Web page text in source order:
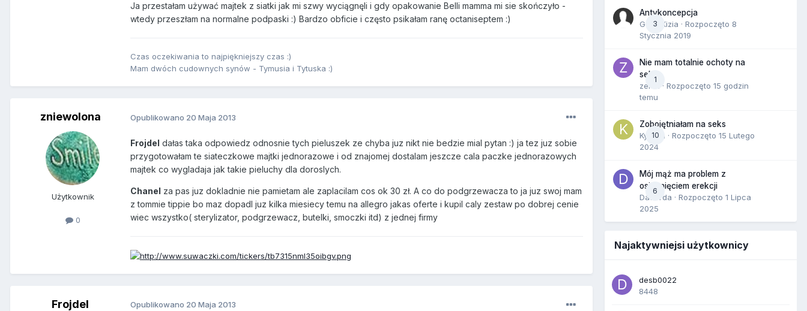
Ja przestałam używać majtek z siatki jak mi szwy wyciągnęli i gdy opakowanie Belli mamma mi sie skończyło -
wtedy przeszłam na normalne podpaski :) Bardzo obficie i często psikałam ranę octaniseptem :)
Czas oczekiwania to najpiękniejszy czas :)
Mam dwóch cudownych synów - Tymusia i Tytuska :)
zniewolona
Użytkownik
0
Opublikowano 20 Maja 2013
Frojdel dałas taka odpowiedz odnosnie tych pieluszek ze chyba juz nikt nie bedzie mial pytan :) ja tez juz sobie
przygotowałam te siateczkowe majtki jednorazowe i od znajomej dostalam jeszcze cala paczke jednorazowych
majtek co wygladaja jak takie pieluchy dla doroslych.
Chanel za pas juz dokladnie nie pamietam ale zaplacilam cos ok 30 zł. A co do podgrzewacza to ja juz swoj mam
z tommie tippie bo maz dopadl juz kilka miesiecy temu na allegro jakas oferte i kupil caly zestaw po dobrej cenie
wiec wszystko( sterylizator, podgrzewacz, butelki, smoczki itd) z jednej firmy
Frojdel Opublikowano 20 Maja 2013
3
Antykoncepcja
Gość Kizia · Rozpoczęto 8
Stycznia 2019
1
Nie mam totalnie ochoty na
seks
zenla
· Rozpoczęto 15 godzin
temu
10
Zobojętniałam na seks
Kynara · Rozpoczęto 15 Lutego
2024
6
Mój mąż ma problem z
osiągnięciem erekcji
Dafiorda · Rozpoczęto 1 Lipca
2025
Najaktywniejsi użytkownicy
desb0022
8448